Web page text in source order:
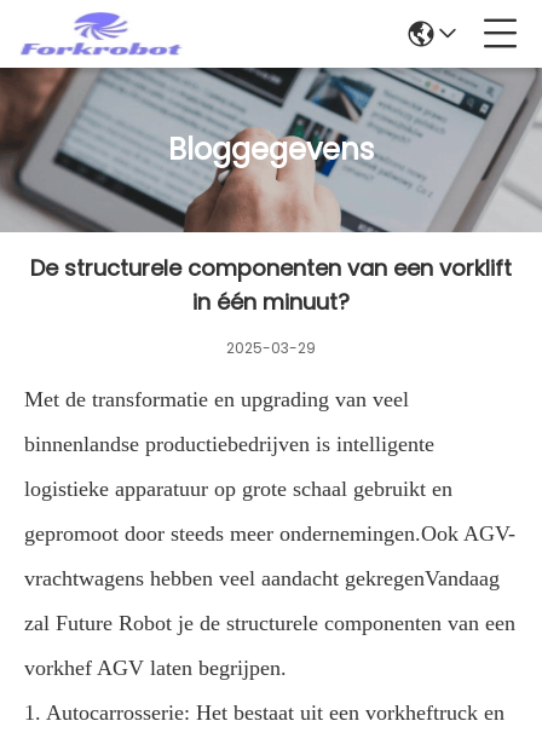
Bloggegevens
De structurele componenten van een vorklift
in één minuut?
2025-03-29
Met de transformatie en upgrading van veel
binnenlandse productiebedrijven is intelligente
logistieke apparatuur op grote schaal gebruikt en
gepromoot door steeds meer ondernemingen.Ook AGV-
vrachtwagens hebben veel aandacht gekregenVandaag
zal Future Robot je de structurele componenten van een
vorkhef AGV laten begrijpen.
1. Autocarrosserie: Het bestaat uit een vorkheftruck en